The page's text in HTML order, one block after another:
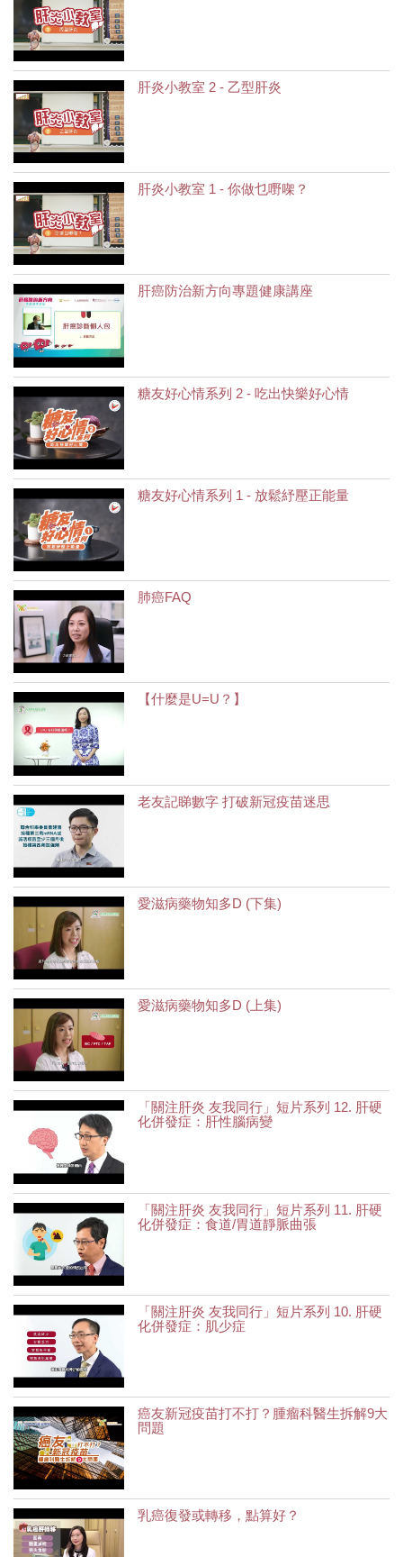
肝炎小教室 2 - 乙型肝炎
肝炎小教室 1 - 你做乜嘢㗎？
肝癌防治新方向專題健康講座
糖友好心情系列 2 - 吃出快樂好心情
糖友好心情系列 1 - 放鬆紓壓正能量
肺癌FAQ
【什麼是U=U？】
老友記睇數字 打破新冠疫苗迷思
愛滋病藥物知多D (下集)
愛滋病藥物知多D (上集)
「關注肝炎 友我同行」短片系列 12. 肝硬
化併發症：肝性腦病變
「關注肝炎 友我同行」短片系列 11. 肝硬
化併發症：食道/胃道靜脈曲張
「關注肝炎 友我同行」短片系列 10. 肝硬
化併發症：肌少症
癌友新冠疫苗打不打？腫瘤科醫生拆解9大
問題
乳癌復發或轉移，點算好？